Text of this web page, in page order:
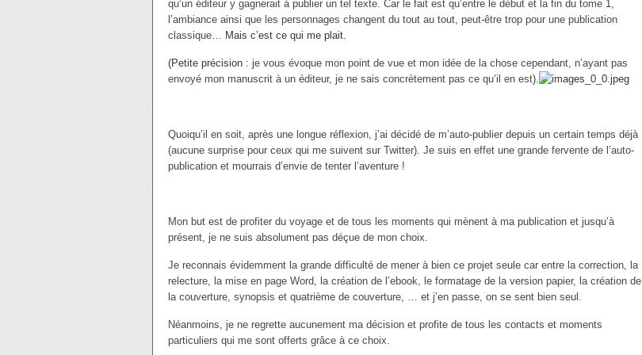
qu’un éditeur y gagnerait à publier un tel texte. Car le fait est qu’entre le début et la fin du tome 1,
l’ambiance ainsi que les personnages changent du tout au tout, peut-être trop pour une publication
classique… Mais c’est ce qui me plait.
(Petite précision : je vous évoque mon point de vue et mon idée de la chose cependant, n’ayant pas
envoyé mon manuscrit à un éditeur, je ne sais concrètement pas ce qu’il en est).
Quoiqu’il en soit, après une longue réflexion, j’ai décidé de m’auto-publier depuis un certain temps déjà
(aucune surprise pour ceux qui me suivent sur Twitter). Je suis en effet une grande fervente de l’auto-
publication et mourrais d’envie de tenter l’aventure !
Mon but est de profiter du voyage et de tous les moments qui mènent à ma publication et jusqu’à
présent, je ne suis absolument pas déçue de mon choix.
Je reconnais évidemment la grande difficulté de mener à bien ce projet seule car entre la correction, la
relecture, la mise en page Word, la création de l’ebook, le formatage de la version papier, la création de
la couverture, synopsis et quatrième de couverture, … et j’en passe, on se sent bien seul.
Néanmoins, je ne regrette aucunement ma décision et profite de tous les contacts et moments
particuliers qui me sont offerts grâce à ce choix.